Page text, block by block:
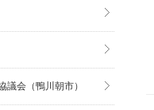
議会（鴨川朝市）